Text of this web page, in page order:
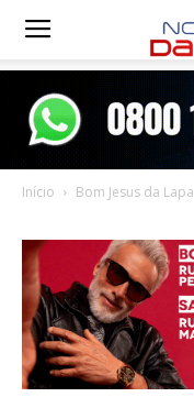
Notícias
Início Bom Jesus da Lapa